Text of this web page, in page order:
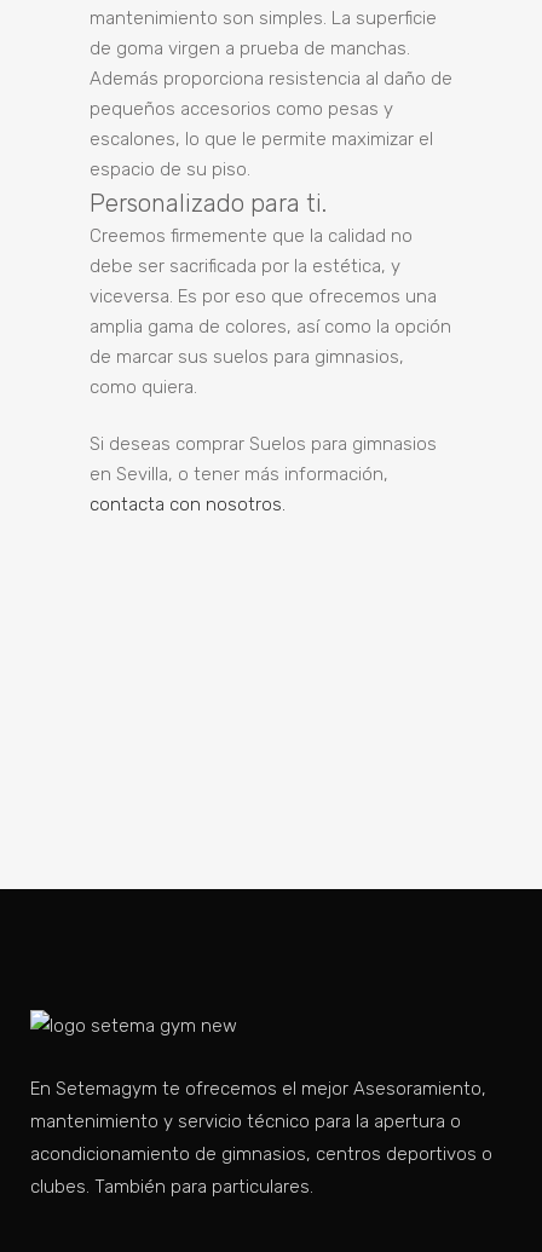
mantenimiento son simples. La superficie
de goma virgen a prueba de manchas.
Además proporciona resistencia al daño de
pequeños accesorios como pesas y
escalones, lo que le permite maximizar el
espacio de su piso.
Personalizado para ti.
Creemos firmemente que la calidad no
debe ser sacrificada por la estética, y
viceversa. Es por eso que ofrecemos una
amplia gama de colores, así como la opción
de marcar sus suelos para gimnasios,
como quiera.
Si deseas comprar Suelos para gimnasios
en Sevilla, o tener más información,
contacta con nosotros.
En Setemagym te ofrecemos el mejor Asesoramiento,
mantenimiento y servicio técnico para la apertura o
acondicionamiento de gimnasios, centros deportivos o
clubes. También para particulares.